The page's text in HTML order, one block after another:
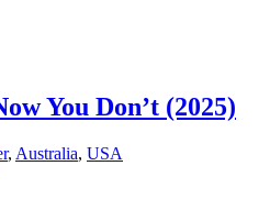
You Don’t (2025)
, Australia, USA